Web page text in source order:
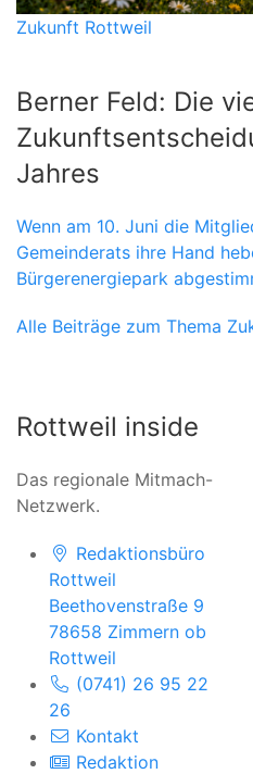
Zukunft Rottweil
Berner Feld: Die
Jahres
Wenn am 10. Juni die
Gemeinderats ihre Hand
Bürgerenergiepark
Alle Beiträge zum Thema
Rottweil inside
Das regionale Mitmach-
Netzwerk.
Redaktionsbüro
Rottweil
Beethovenstraße 9
78658 Zimmern ob
Rottweil
(0741) 26 95 22
26
Kontakt
Redaktion